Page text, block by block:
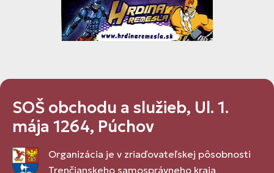
SOŠ obchodu a služieb, Ul. 1.
mája 1264, Púchov
Organizácia je v zriaďovateľskej pôsobnosti
Trenčianskeho samosprávneho kraja